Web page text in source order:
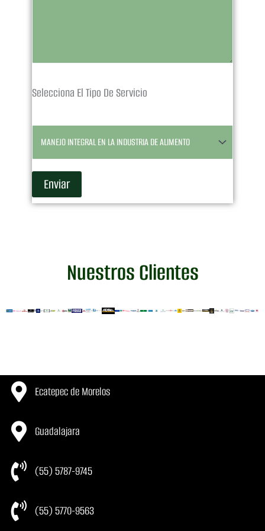
Selecciona El Tipo De Servicio
Nuestros Clientes
Ecatepec de Morelos
Guadalajara
(55) 5787-9745
(55) 5770-9563